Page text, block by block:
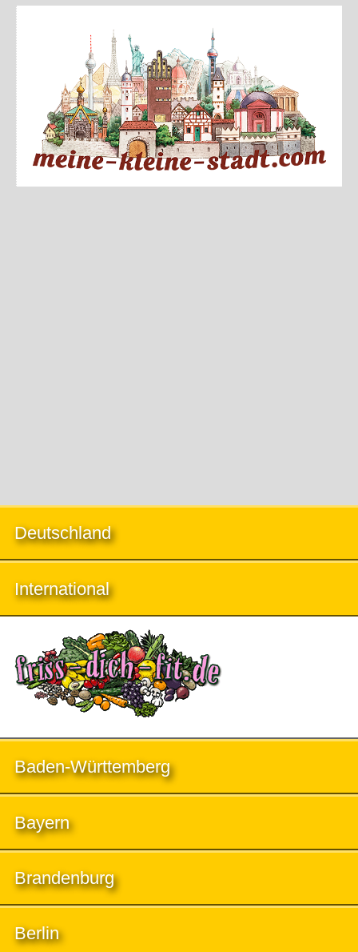
Deutschland
International
Baden-Württemberg
Bayern
Brandenburg
Berlin